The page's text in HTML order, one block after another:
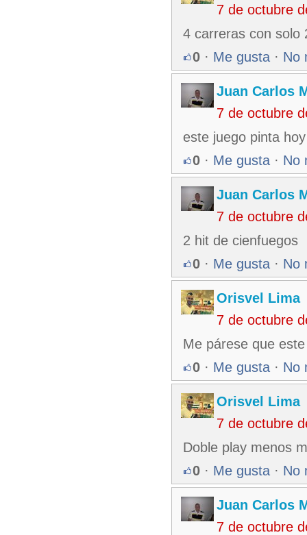
7 de octubre
4 carreras con solo
0 · Me gusta · No
Juan Carlos
7 de octubre
este juego pinta
0 · Me gusta · No
Juan Carlos
7 de octubre
2 hit de cienfuegos
0 · Me gusta · No
Orisvel Lima
7 de octubre
Me párese que
0 · Me gusta · No
Orisvel Lima
7 de octubre
Doble play menos
0 · Me gusta · No
Juan Carlos
7 de octubre